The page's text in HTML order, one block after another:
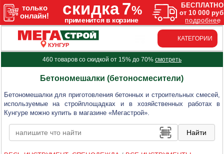
КУНГУР
КАТЕГОРИИ
460 товаров со скидкой от 15% до 70% смотреть
Бетономешалки (бетоносмесители)
Бетономешалки для приготовления бетонных и строительных смесей,
используемые на стройплощадках и в хозяйственных работах в
Кунгуре можно купить в магазине «Мегастрой».